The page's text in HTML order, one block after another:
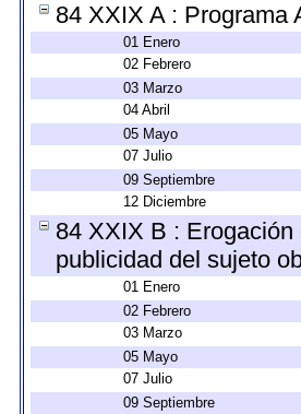
84 XXIX A : Programa
01 Enero
02 Febrero
03 Marzo
04 Abril
05 Mayo
07 Julio
09 Septiembre
12 Diciembre
84 XXIX B :
publicidad del sujeto
01 Enero
02 Febrero
03 Marzo
05 Mayo
07 Julio
09 Septiembre